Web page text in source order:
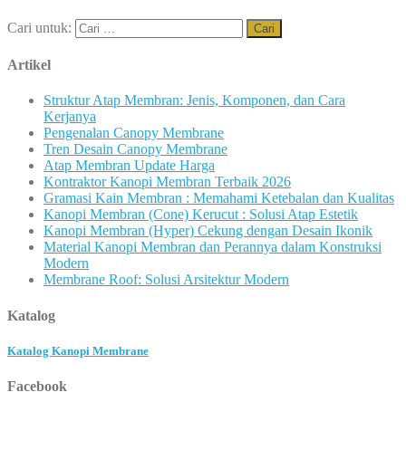
Cari untuk:
Artikel
Struktur Atap Membran: Jenis, Komponen, dan Cara
Kerjanya
Pengenalan Canopy Membrane
Tren Desain Canopy Membrane
Atap Membran Update Harga
Kontraktor Kanopi Membran Terbaik 2026
Gramasi Kain Membran : Memahami Ketebalan dan Kualitas
Kanopi Membran (Cone) Kerucut : Solusi Atap Estetik
Kanopi Membran (Hyper) Cekung dengan Desain Ikonik
Material Kanopi Membran dan Perannya dalam Konstruksi
Modern
Membrane Roof: Solusi Arsitektur Modern
Katalog
Katalog Kanopi Membrane
Facebook